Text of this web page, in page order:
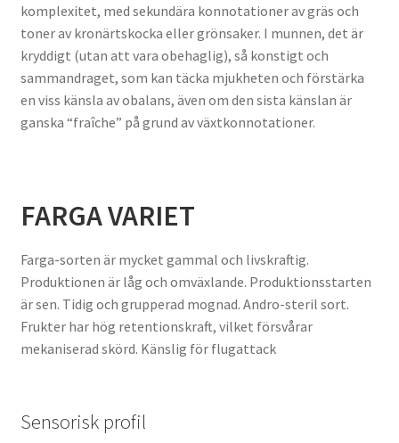
komplexitet, med sekundära konnotationer av gräs och
toner av kronärtskocka eller grönsaker. I munnen, det är
kryddigt (utan att vara obehaglig), så konstigt och
sammandraget, som kan täcka mjukheten och förstärka
en viss känsla av obalans, även om den sista känslan är
ganska “fraîche” på grund av växtkonnotationer.
FARGA VARIET
Farga-sorten är mycket gammal och livskraftig.
Produktionen är låg och omväxlande. Produktionsstarten
är sen. Tidig och grupperad mognad. Andro-steril sort.
Frukter har hög retentionskraft, vilket försvårar
mekaniserad skörd. Känslig för flugattack
Sensorisk profil